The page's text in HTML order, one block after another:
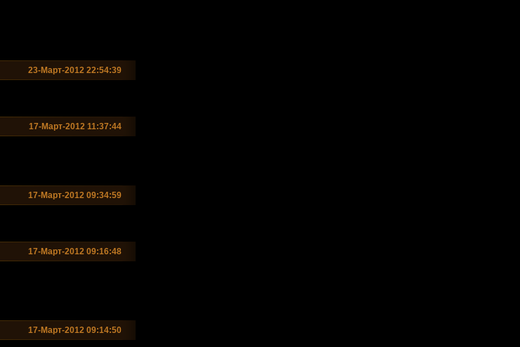
23-Март-2012 22:54:39
17-Март-2012 11:37:44
17-Март-2012 09:34:59
17-Март-2012 09:16:48
17-Март-2012 09:14:50